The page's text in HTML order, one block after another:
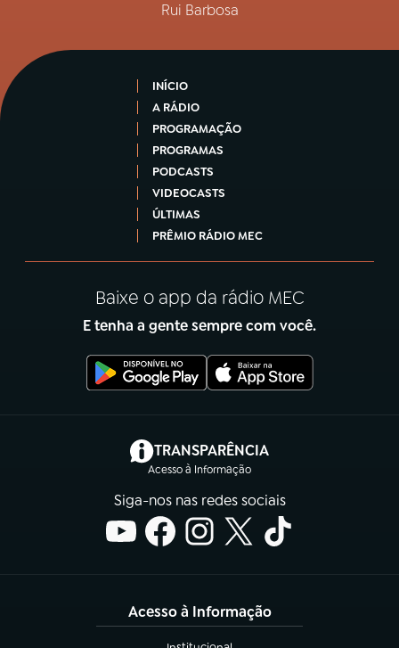
Rui Barbosa
INÍCIO
A RÁDIO
PROGRAMAÇÃO
PROGRAMAS
PODCASTS
VIDEOCASTS
ÚLTIMAS
PRÊMIO RÁDIO MEC
Baixe o app da rádio MEC
E tenha a gente sempre com você.
TRANSPARÊNCIA
Acesso à Informação
(abre em nova aba)
Siga-nos nas redes sociais
Acesso à Informação